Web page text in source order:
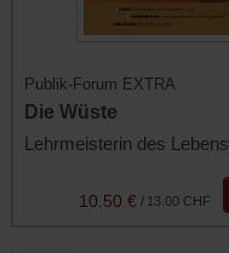
Publik-Forum EXTRA
Die Wüste
Lehrmeisterin des Lebens
13.00 CHF
/
10.50 €